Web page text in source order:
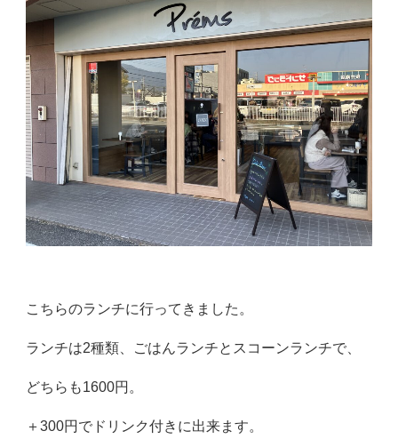
こちらのランチに行ってきました。
ランチは2種類、ごはんランチとスコーンランチで、
どちらも1600円。
＋300円でドリンク付きに出来ます。